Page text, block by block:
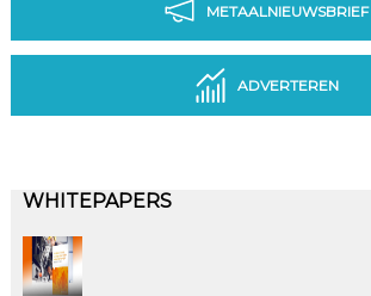
METAALNIEUWSBRIEF
ADVERTEREN
WHITEPAPERS